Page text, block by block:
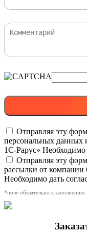
Отправляя эту
персональных
1С-Рарус» Необходимо
Отправляя эту
рассылки от
Необходимо дать
*поле обязательно к заполнению